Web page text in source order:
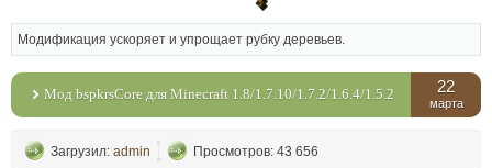
Модификация ускоряет и упрощает рубку деревьев.
Мод bspkrsCore для Minecraft 1.8/1.7.10/1.7.2/1.6.4/1.5.2 22
марта
Загрузил: admin Просмотров: 43 656